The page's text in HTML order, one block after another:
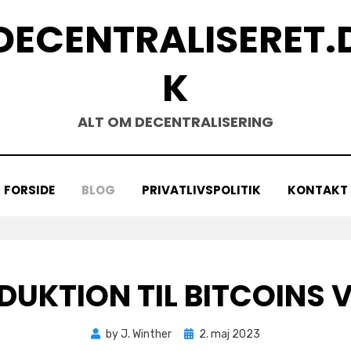
K
ALT OM DECENTRALISERING
FORSIDE BLOG PRIVATLIVSPOLITIK KONTAKT
TIL BITCOINS
byJ. Winther
Posted
2. maj 2023